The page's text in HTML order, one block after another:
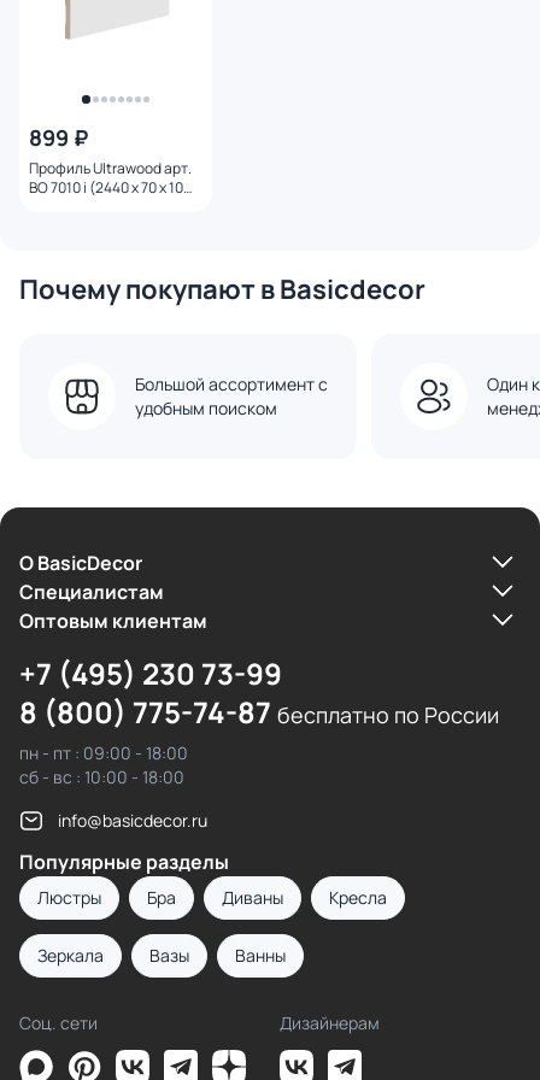
899 ₽
Профиль Ultrawood арт.
BO 7010 i (2440 х 70 х 10
Почему покупают в Basicdecor
Большой ассортимент с
удобным поиском
Один
О BasicDecor
Cпециалистам
Оптовым клиентам
+7 (495) 230 73-99
8 (800) 775-74-87 бесплатно по России
пн - пт : 09:00 - 18:00
сб - вс : 10:00 - 18:00
info@basicdecor.ru
Популярные разделы
Люстры Бра Диваны Кресла
Зеркала Вазы Ванны
Соц. сети Дизайнерам